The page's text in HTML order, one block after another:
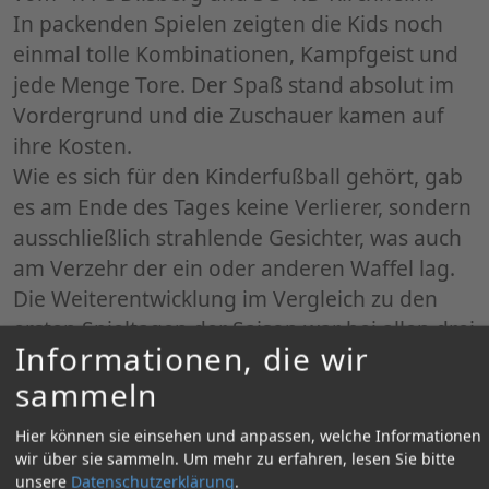
​In packenden Spielen zeigten die Kids noch
einmal tolle Kombinationen, Kampfgeist und
jede Menge Tore. Der Spaß stand absolut im
Vordergrund und die Zuschauer kamen auf
ihre Kosten.
Wie es sich für den Kinderfußball gehört, gab
es am Ende des Tages keine Verlierer, sondern
ausschließlich strahlende Gesichter, was auch
am Verzehr der ein oder anderen Waffel lag.
Die Weiterentwicklung im Vergleich zu den
ersten Spieltagen der Saison war bei allen drei
Teams deutlich zu sehen: Tolles Passspiel,
mutige Eins-gegen-Eins-Aktionen und viele
Tore.
Ein großes Dankeschön an die Kids, das
Trainerteam und alle Eltern für die großartige
Informationen, die wir
sammeln
Hier können sie einsehen und anpassen, welche Informationen
wir über sie sammeln. Um mehr zu erfahren, lesen Sie bitte
unsere Datenschutzerklärung.